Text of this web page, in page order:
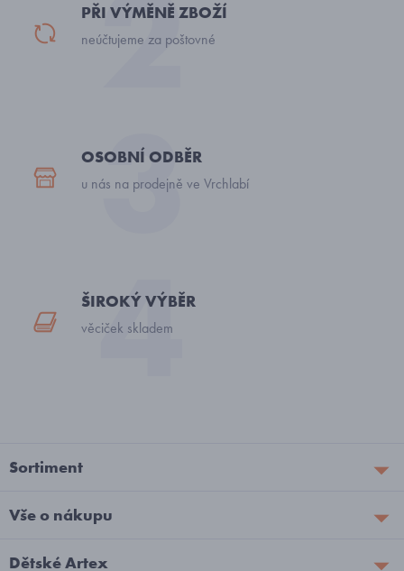
PŘI VÝMĚNĚ ZBOŽÍ
neúčtujeme za poštovné
OSOBNÍ ODBĚR
u nás na prodejně ve Vrchlabí
ŠIROKÝ VÝBĚR
věciček skladem
Sortiment
Vše o nákupu
Dětské Artex